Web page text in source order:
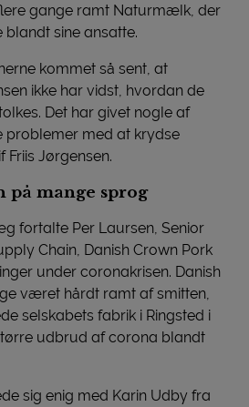
gange ramt Naturmælk, der
sine ansatte.
kommet så sent, at
ikke har vidst, hvordan de
Det har givet nogle af
problemer med at krydse
Friis Jørgensen.
mange sprog
fortalte Per Laursen, Senior
Chain, Danish Crown Pork
under coronakrisen. Danish
været hårdt ramt af smitten,
selskabets fabrik i Ringsted i
udbrud af corona blandt
sig enig med Karin Udby fra